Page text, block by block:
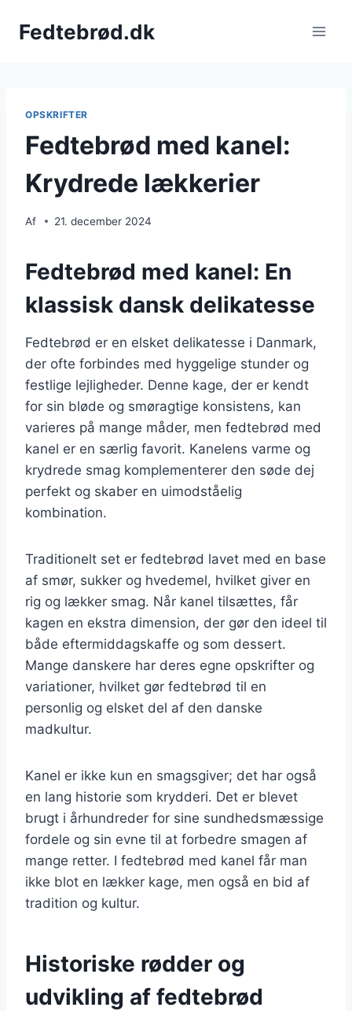
Fedtebrød.dk
OPSKRIFTER
Fedtebrød med kanel:
Krydrede lækkerier
Af 21. december 2024
Fedtebrød med kanel: En
klassisk dansk delikatesse
Fedtebrød er en elsket delikatesse i Danmark,
der ofte forbindes med hyggelige stunder og
festlige lejligheder. Denne kage, der er kendt
for sin bløde og smøragtige konsistens, kan
varieres på mange måder, men fedtebrød med
kanel er en særlig favorit. Kanelens varme og
krydrede smag komplementerer den søde dej
perfekt og skaber en uimodståelig
kombination.
Traditionelt set er fedtebrød lavet med en base
af smør, sukker og hvedemel, hvilket giver en
rig og lækker smag. Når kanel tilsættes, får
kagen en ekstra dimension, der gør den ideel til
både eftermiddagskaffe og som dessert.
Mange danskere har deres egne opskrifter og
variationer, hvilket gør fedtebrød til en
personlig og elsket del af den danske
madkultur.
Kanel er ikke kun en smagsgiver; det har også
en lang historie som krydderi. Det er blevet
brugt i århundreder for sine sundhedsmæssige
fordele og sin evne til at forbedre smagen af
mange retter. I fedtebrød med kanel får man
ikke blot en lækker kage, men også en bid af
tradition og kultur.
Historiske rødder og
udvikling af fedtebrød